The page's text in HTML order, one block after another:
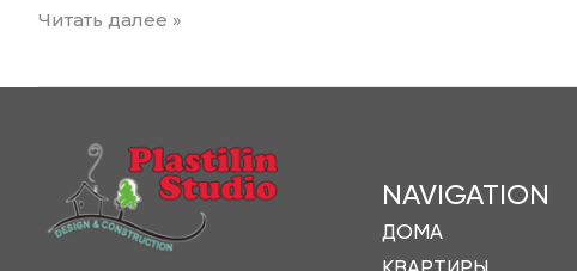
Читать далее »
NAVIGATION
ДОМА